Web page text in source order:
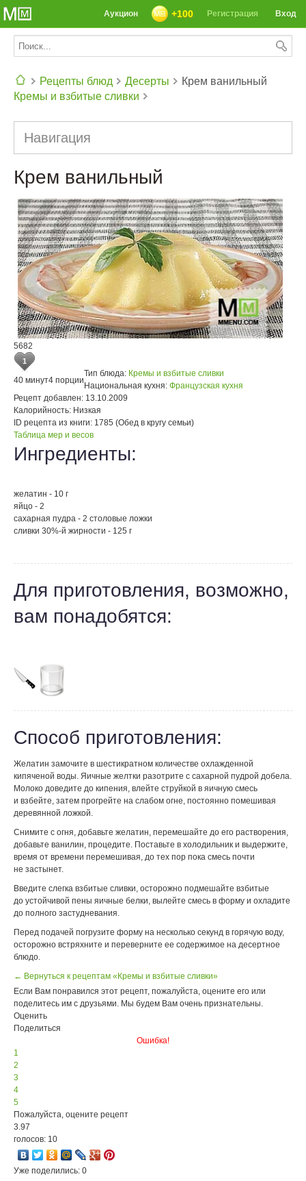
Вход
Регистрация
+100
Аукцион
Рецепты блюд
Десерты
Кремы и взбитые сливки
Крем ванильный
Навигация
Крем ванильный
5682
1
40 минут4 порции
Тип блюда: Кремы и взбитые сливки
Национальная кухня: Французская кухня
Рецепт добавлен: 13.10.2009
Калорийность: Низкая
ID рецепта из книги: 1785 (Обед в кругу семьи)
Таблица мер и весов
Ингредиенты:
желатин - 10 г
яйцо - 2
сахарная пудра - 2 столовые ложки
сливки 30%-й жирности - 125 г
Для приготовления, возможно,
вам понадобятся:
Способ приготовления:
Желатин замочите в шестикратном количестве охлажденной
кипяченой воды. Яичные желтки разотрите с сахарной пудрой добела.
Молоко доведите до кипения, влейте струйкой в яичную смесь
и взбейте, затем прогрейте на слабом огне, постоянно помешивая
деревянной ложкой.
Снимите с огня, добавьте желатин, перемешайте до его растворения,
добавьте ванилин, процедите. Поставьте в холодильник и выдержите,
время от времени перемешивая, до тех пор пока смесь почти
не застынет.
Введите слегка взбитые сливки, осторожно подмешайте взбитые
до устойчивой пены яичные белки, вылейте смесь в форму и охладите
до полного застудневания.
Перед подачей погрузите форму на несколько секунд в горячую воду,
осторожно встряхните и переверните ее содержимое на десертное
блюдо.
← Вернуться к рецептам «Кремы и взбитые сливки»
Если Вам понравился этот рецепт, пожалуйста, оцените его или
поделитесь им с друзьями. Мы будем Вам очень признательны.
Оценить
Поделиться
Ошибка!
1
2
3
4
5
Пожалуйста, оцените рецепт
3.97
голосов: 10
Уже поделились: 0